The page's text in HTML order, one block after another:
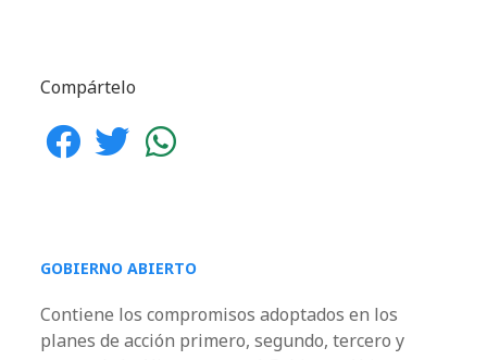
Compártelo
GOBIERNO ABIERTO
Contiene los compromisos adoptados en los
planes de acción primero, segundo, tercero y